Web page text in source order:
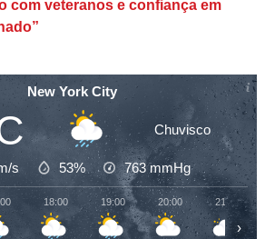
com veteranos e confiança em
New York City
Chuvisco
s 53% 763mmHg
18:00 19:00 20:00 21:00
›